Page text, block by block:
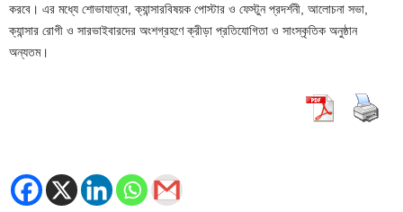
করবে। এর মধ্যে শোভাযাত্রা, ক্যান্সারবিষয়ক পোস্টার ও ফেস্টুন প্রদর্শনী, আলোচনা সভা,
ক্যান্সার রোগী ও সারভাইবারদের অংশগ্রহণে ক্রীড়া প্রতিযোগিতা ও সাংস্কৃতিক অনুষ্ঠান
অন্যতম।